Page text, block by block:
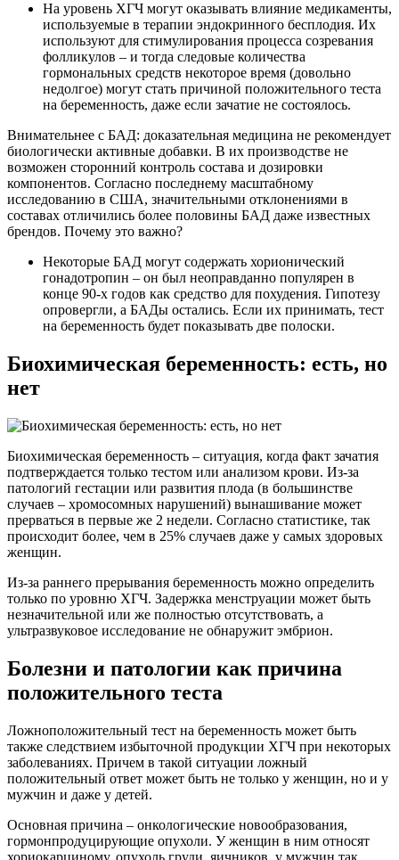
На уровень ХГЧ могут оказывать влияние медикаменты,
используемые в терапии эндокринного бесплодия. Их
используют для стимулирования процесса созревания
фолликулов – и тогда следовые количества
гормональных средств некоторое время (довольно
недолгое) могут стать причиной положительного теста
на беременность, даже если зачатие не состоялось.
Внимательнее с БАД: доказательная медицина не рекомендует
биологически активные добавки. В их производстве не
возможен сторонний контроль состава и дозировки
компонентов. Согласно последнему масштабному
исследованию в США, значительными отклонениями в
составах отличились более половины БАД даже известных
брендов. Почему это важно?
Некоторые БАД могут содержать хорионический
гонадотропин – он был неоправданно популярен в
конце 90-х годов как средство для похудения. Гипотезу
опровергли, а БАДы остались. Если их принимать, тест
на беременность будет показывать две полоски.
Биохимическая беременность: есть, но
нет
Биохимическая беременность – ситуация, когда факт зачатия
подтверждается только тестом или анализом крови. Из-за
патологий гестации или развития плода (в большинстве
случаев – хромосомных нарушений) вынашивание может
прерваться в первые же 2 недели. Согласно статистике, так
происходит более, чем в 25% случаев даже у самых здоровых
женщин.
Из-за раннего прерывания беременность можно определить
только по уровню ХГЧ. Задержка менструации может быть
незначительной или же полностью отсутствовать, а
ультразвуковое исследование не обнаружит эмбрион.
Болезни и патологии как причина
положительного теста
Ложноположительный тест на беременность может быть
также следствием избыточной продукции ХГЧ при некоторых
заболеваниях. Причем в такой ситуации ложный
положительный ответ может быть не только у женщин, но и у
мужчин и даже у детей.
Основная причина – онкологические новообразования,
гормонпродуцирующие опухоли. У женщин в ним относят
хориокарциному, опухоль груди, яичников, у мужчин так